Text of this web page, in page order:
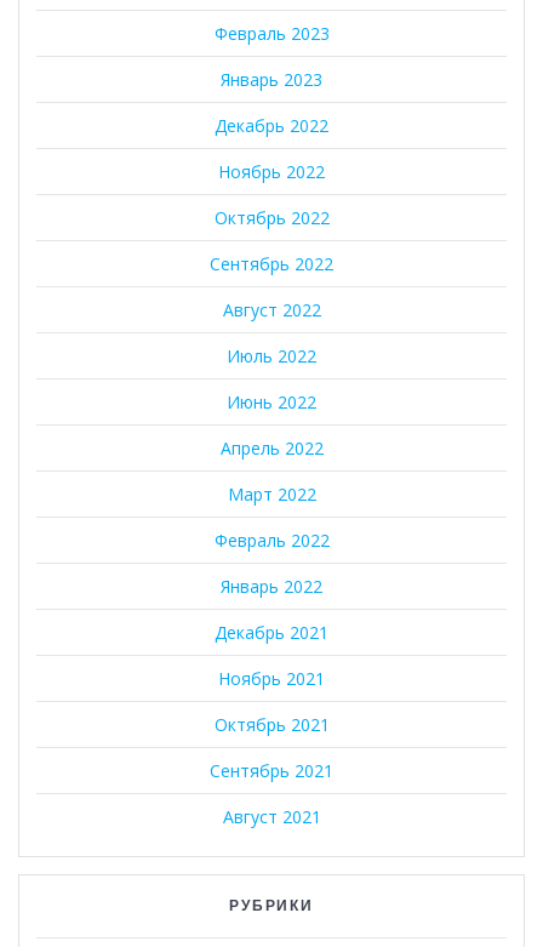
Февраль 2023
Январь 2023
Декабрь 2022
Ноябрь 2022
Октябрь 2022
Сентябрь 2022
Август 2022
Июль 2022
Июнь 2022
Апрель 2022
Март 2022
Февраль 2022
Январь 2022
Декабрь 2021
Ноябрь 2021
Октябрь 2021
Сентябрь 2021
Август 2021
РУБРИКИ